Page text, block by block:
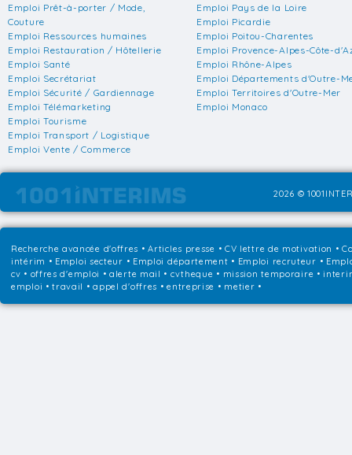
Emploi Prêt-à-porter / Mode,
Couture
Emploi Ressources humaines
Emploi Restauration / Hôtellerie
Emploi Santé
Emploi Secrétariat
Emploi Sécurité / Gardiennage
Emploi Télémarketing
Emploi Tourisme
Emploi Transport / Logistique
Emploi Vente / Commerce
Emploi Pays de la Loire
Emploi Picardie
Emploi Poitou-Charentes
Emploi Provence-Alpes-Côte-
Emploi Rhône-Alpes
Emploi Départements d'Outre-
Emploi Territoires d'Outre-Mer
Emploi Monaco
2026 ©
Recherche avancée d'offres •Articles presse • CV lettre de motivation •
intérim • Emploi secteur • Emploi département • Emploi recruteur •
cv • offres d'emploi • alerte mail • cvtheque • mission temporaire •
emploi • travail • appel d'offres • entreprise • metier •